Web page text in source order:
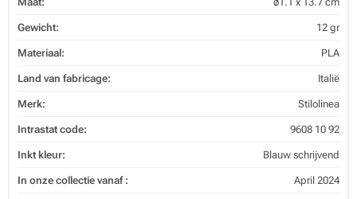
Gewicht: 12 gr
Materiaal: PLA
Land van fabricage: Italië
Merk: Stilolinea
Intrastat code: 9608 10 92
Inkt kleur: Blauw schrijvend
In onze collectie vanaf : April 2024